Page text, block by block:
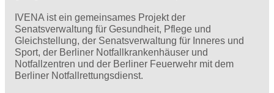
IVENA ist ein gemeinsames Projekt der
Senatsverwaltung für Gesundheit, Pflege und
Gleichstellung, der Senatsverwaltung für Inneres und
Sport, der Berliner Notfallkrankenhäuser und
Notfallzentren und der Berliner Feuerwehr mit dem
Berliner Notfallrettungsdienst.